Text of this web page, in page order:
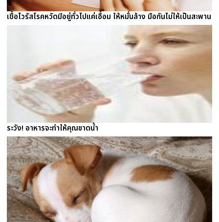
เชื้อไวรัสโรคหวัดมีอยู่ทั่วไปแค่เอื้อม ให้หมั่นล้าง มือกันไม่ให้เป็นสะพาน
ระวัง! อาหารจะทำให้คุณขาดน้ำ